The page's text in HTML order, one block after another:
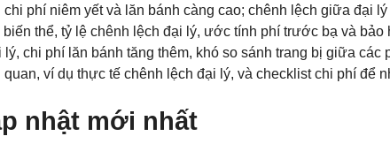
phí niêm yết và lăn bánh càng cao; chênh lệch giữa đại
thể, tỷ lệ chênh lệch đại lý, ước tính phí trước bạ và bảo
chi phí lăn bánh tăng thêm, khó so sánh trang bị giữa các
ví dụ thực tế chênh lệch đại lý, và checklist chi phí để
nhật mới nhất